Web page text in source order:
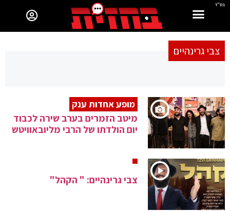
בס"ד
צבי גרינהיים
מופע אחדות ענק
מיטב הזמרים בערב שירה לכבוד
יום הולדתו של הרבי מליובאוויטש
צבי גרינהיים: " הקהל"